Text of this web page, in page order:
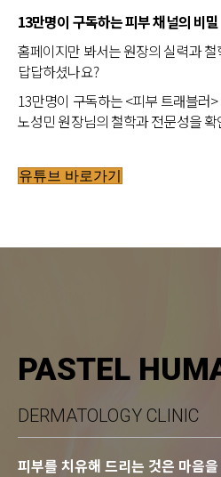
13만명이 구독하는 피부 채널의 비밀
홈페이지만 봐서는 원장의 실력과
답답하셨나요?
13만명이 구독하는 <피부 트래블러
노성민 원장님의 철학과 전문성을
유튜브 바로가기
PASTEL
DERMATOLOGY CLINIC
피부를 치유해 드리는 것은 마음